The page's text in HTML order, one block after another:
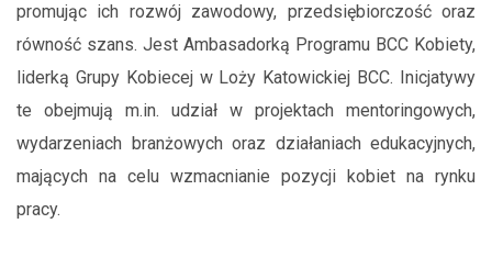
promując ich rozwój zawodowy, przedsiębiorczość oraz
równość szans. Jest Ambasadorką Programu BCC Kobiety,
liderką Grupy Kobiecej w Loży Katowickiej BCC. Inicjatywy
te obejmują m.in. udział w projektach mentoringowych,
wydarzeniach branżowych oraz działaniach edukacyjnych,
mających na celu wzmacnianie pozycji kobiet na rynku
pracy.